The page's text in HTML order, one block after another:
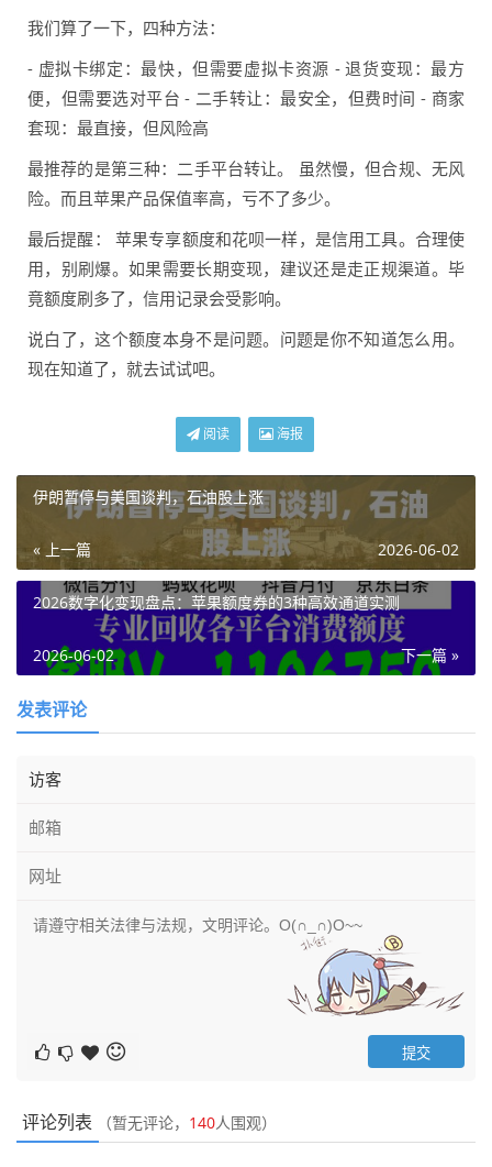
我们算了一下，四种方法：
- 虚拟卡绑定：最快，但需要虚拟卡资源 - 退货变现：最方
便，但需要选对平台 - 二手转让：最安全，但费时间 - 商家
套现：最直接，但风险高
最推荐的是第三种：二手平台转让。 虽然慢，但合规、无风
险。而且苹果产品保值率高，亏不了多少。
最后提醒： 苹果专享额度和花呗一样，是信用工具。合理使
用，别刷爆。如果需要长期变现，建议还是走正规渠道。毕
竟额度刷多了，信用记录会受影响。
说白了，这个额度本身不是问题。问题是你不知道怎么用。
现在知道了，就去试试吧。
阅读 海报
伊朗暂停与美国谈判，石油股上涨
« 上一篇 2026-06-02
2026数字化变现盘点：苹果额度券的3种高效通道实测
下一篇 »
2026-06-02
发表评论
评论列表 （暂无评论， 140人围观）